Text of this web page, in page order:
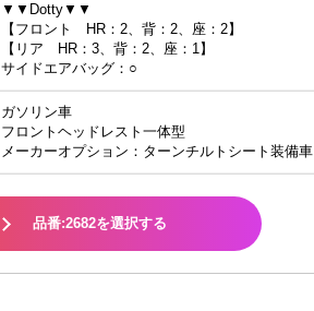
▼▼Dotty▼▼
【フロント HR：2、背：2、座：2】
【リア HR：3、背：2、座：1】
サイドエアバッグ：○
ガソリン車
フロントヘッドレスト一体型
メーカーオプション：ターンチルトシート装備車
品番:2682を選択する